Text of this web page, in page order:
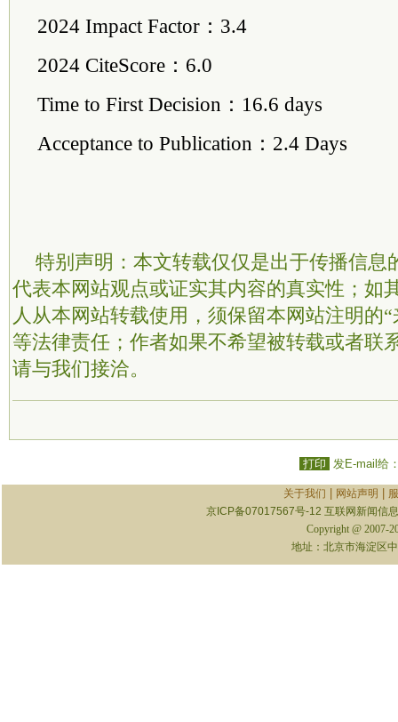
2024 Impact Factor：3.4
2024 CiteScore：6.0
Time to First Decision：16.6 days
Acceptance to Publication：2.4 Days
特别声明：本文转载仅仅是出于传播信息
代表本网站观点或证实其内容的真实性；如
人从本网站转载使用，须保留本网站注明的
等法律责任；作者如果不希望被转载或者联
请与我们接洽。
打印 发E-mail给
关于我们 网站声明
京ICP备07017567号-12 互联网新闻信
Copyright @ 2007-
地址：北京市海淀区